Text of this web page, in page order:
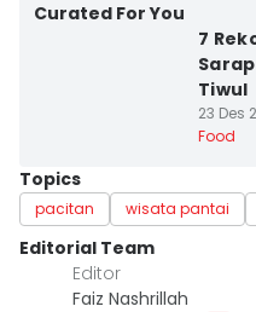
Curated For You
7
Tiwul
23 Des
Food
Topics
pacitan wisata pantai
Editorial Team
Editor
Faiz Nashrillah